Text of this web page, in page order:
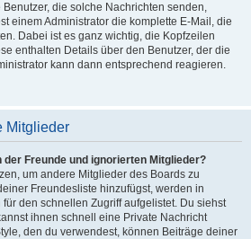
die solche Nachrichten senden,
einem Administrator die komplette E-Mail, die
Dabei ist es ganz wichtig, die Kopfzeilen
enthalten Details über den Benutzer, der die
kann dann entsprechend reagieren.
Mitglieder
der Freunde und ignorierten Mitglieder?
um andere Mitglieder des Boards zu
Freundesliste hinzufügst, werden in
den schnellen Zugriff aufgelistet. Du siehst
ihnen schnell eine Private Nachricht
den du verwendest, können Beiträge deiner